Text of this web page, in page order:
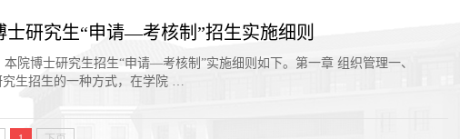
研究生“申请—考核制”招生实施细则
院博士研究生招生“申请—考核制”实施细则如下。第一章 组织管理一、
生招生的一种方式，在学院 …